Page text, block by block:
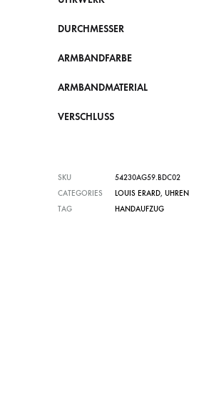
DURCHMESSER
ARMBANDFARBE
ARMBANDMATERIAL
VERSCHLUSS
SKU
54230AG59.BDC02
CATEGORIES
LOUIS ERARD, UHREN
TAG
HANDAUFZUG